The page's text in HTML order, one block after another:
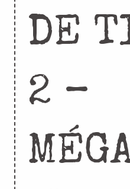
DE
2 –